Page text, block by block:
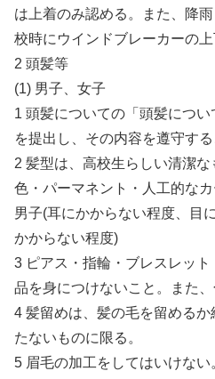
は上着のみ認める。また、降
校時にウインドブレーカーの上
2 頭髪等
(1) 男子、女子
1 頭髪についての「頭髪につい
を提出し、その内容を遵守する
2 髪型は、高校生らしい清潔
色・パーマネント・人工的なカ
男子(耳にかからない程度、目
かからない程度)
3 ピアス・指輪・ブレスレッ
品を身につけないこと。また
4 髪留めは、髪の毛を留める
たないものに限る。
5 眉毛の加工をしてはいけな